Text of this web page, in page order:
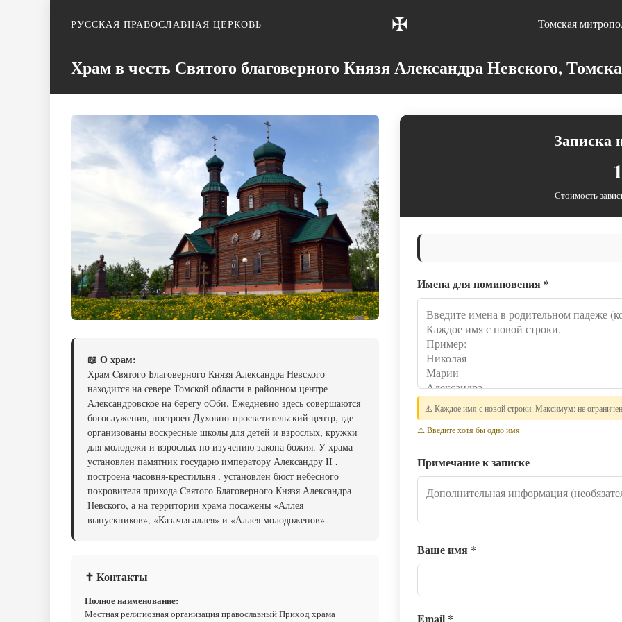
РУССКАЯ ПРАВОСЛАВНАЯ ЦЕРКОВЬ ✠ Томская
Храм в честь Святого благоверного Князя Александра Невского,
📖 О храм:
Храм Cвятого Благоверного Князя Александра Невского
находится на севере Томской области в районном центре
Александровское на берегу оОби. Ежедневно здесь совершаются
богослужения, построен Духовно-просветительский центр, где
организованы воскресные школы для детей и взрослых, кружки
для молодежи и взрослых по изучению закона божия. У храма
установлен памятник государю императору Александру II ,
построена часовня-крестильня , установлен бюст небесного
покровителя прихода Cвятого Благоверного Князя Александра
Невского, а на территории храма посажены «Аллея
выпускников», «Казачья аллея» и «Аллея молодоженов».
✝ Контакты
Полное наименование:
Местная религиозная организация православный Приход храма
Записка
Стоимость
Имена для поминовения *
⚠️ Каждое имя с новой строки. Максимум: не
⚠️ Введите хотя бы одно имя
Примечание к записке
Ваше имя *
Email *